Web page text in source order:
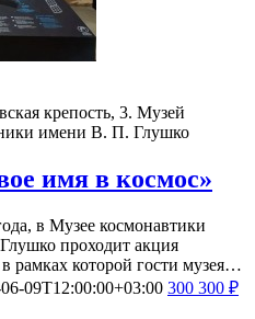
крепость, 3. Музей
имени В. П. Глушко
имя в космос»
в Музее космонавтики
проходит акция
рамках которой гости музея…
09T12:00:00+03:00 300 300 ₽